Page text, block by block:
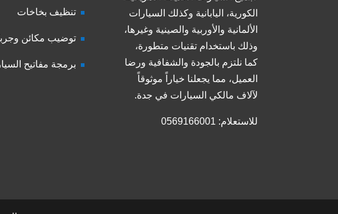
الكورية، اليابانية وكذلك السيارات
الألمانية والأوربية والصينية وغيرها،
وذلك باستخدام تقنيات متطورة،
كما نلتزم بالجودة والشفافية ورضا
العميل، مما يجعلنا خياراً موثوقاً
لآلاف مالكي السيارات في جدة.
للاستعلام: 0569166001
تنظيف بخاخات
توضيب مكائن
برمجة مفاتيح